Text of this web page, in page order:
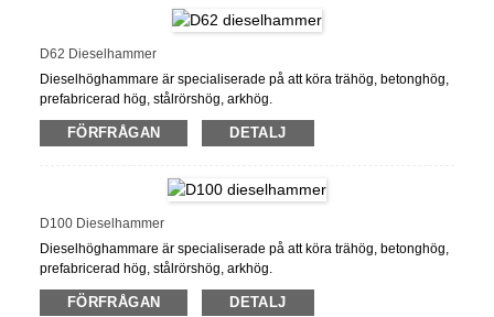
Leveransförmåga: 100 stycken/bitar per månad
Betalningsvillkor: L/C, D/A, D/P, T/T
D62 Dieselhammer
Dieselhöghammare är specialiserade på att köra trähög, betonghög,
prefabricerad hög, stålrörshög, arkhög.
FOB -pris: 0,5 US $ - 9,999,999 / bit
Leveransförmåga: 100 stycken/bitar per månad
Betalningsvillkor: L/C, D/A, D/P, T/T
FÖRFRÅGAN DETALJ
D100 Dieselhammer
Dieselhöghammare är specialiserade på att köra trähög, betonghög,
prefabricerad hög, stålrörshög, arkhög.
FOB -pris: 0,5 US $ - 9,999,999 / bit
FÖRFRÅGAN DETALJ